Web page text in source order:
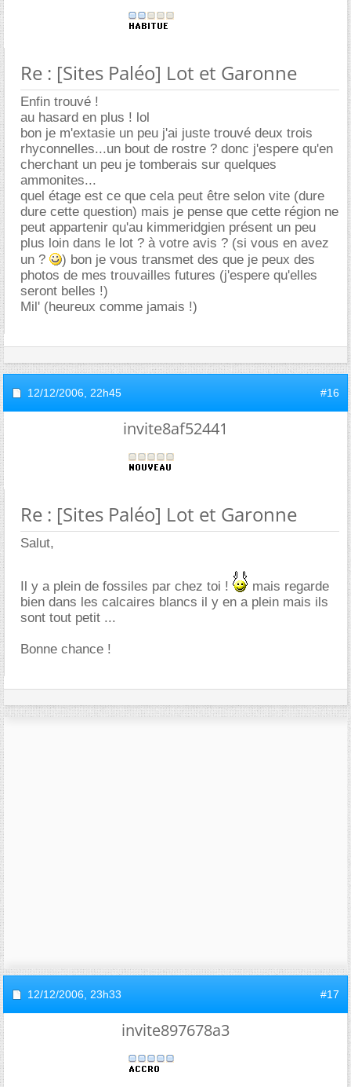
Re : [Sites Paléo] Lot et Garonne
Enfin trouvé !
au hasard en plus ! lol
bon je m'extasie un peu j'ai juste trouvé deux trois
rhyconnelles...un bout de rostre ? donc j'espere qu'en
cherchant un peu je tomberais sur quelques
ammonites...
quel étage est ce que cela peut être selon vite (dure
dure cette question) mais je pense que cette région ne
peut appartenir qu'au kimmeridgien présent un peu
plus loin dans le lot ? à votre avis ? (si vous en avez
un ?
) bon je vous transmet des que je peux des
photos de mes trouvailles futures (j'espere qu'elles
seront belles !)
Mil' (heureux comme jamais !)
12/12/2006, 22h45 #16
invite8af52441
Re : [Sites Paléo] Lot et Garonne
Salut,
Il y a plein de fossiles par chez toi !
mais regarde
bien dans les calcaires blancs il y en a plein mais ils
sont tout petit ...
Bonne chance !
12/12/2006, 23h33 #17
invite897678a3